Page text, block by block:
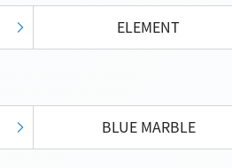
ELEMENT
BLUE MARBLE